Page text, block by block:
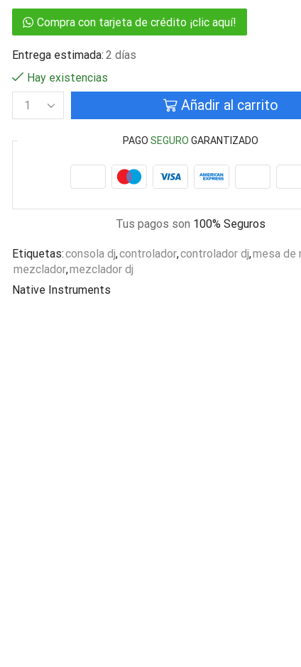
Compra con tarjeta de crédito ¡clic aquí!
Entrega estimada: 2 días
Hay existencias
Añadir al carrito
PAGOSEGURO GARANTIZADO
Tus pagos son 100% Seguros
Etiquetas:consola dj,controlador,controlador dj,mesa de
mezclador,mezclador dj
Native Instruments